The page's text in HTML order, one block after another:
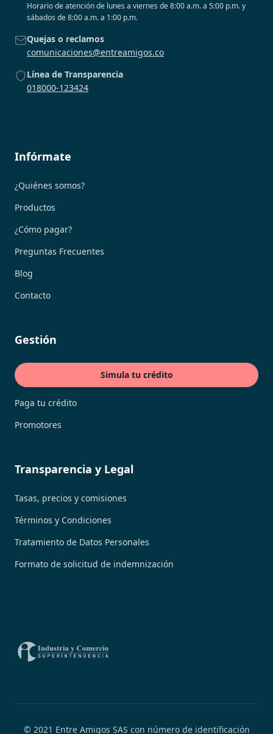
Horario de atención de lunes a viernes de 8:00 a.m. a 5:00 p.m. y
sábados de 8:00 a.m. a 1:00 p.m.
Quejas o reclamos
comunicaciones@entreamigos.co
Línea de Transparencia
018000-123424
Infórmate
¿Quiénes somos?
Productos
¿Cómo pagar?
Preguntas Frecuentes
Blog
Contacto
Gestión
Simula tu crédito
Paga tu crédito
Promotores
Transparencia y Legal
Tasas, precios y comisiones
Términos y Condiciones
Tratamiento de Datos Personales
Formato de solicitud de indemnización
© 2021 Entre Amigos SAS con número de identificación